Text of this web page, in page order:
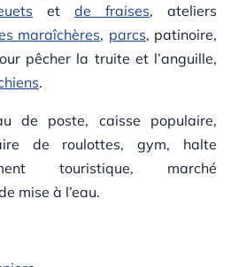
et de fraises, ateliers
maraîchères, parcs, patinoire,
pêcher la truite et l’anguille,
.
de poste, caisse populaire,
de roulottes, gym, halte
touristique, marché
mise à l’eau.